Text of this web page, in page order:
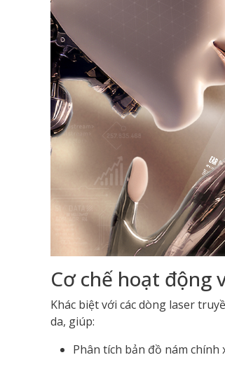
Cơ chế hoạt động
Khác biệt với các dòng laser
da, giúp:
Phân tích bản đồ nám